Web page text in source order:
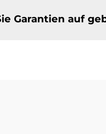
Garantien auf